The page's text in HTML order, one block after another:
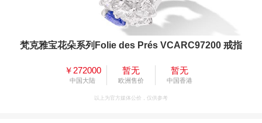
梵克雅宝花朵系列Folie des Prés VCARC97200 戒指
￥272000
中国大陆
暂无
欧洲售价
暂无
中国香港
以上为官方媒体公价，仅供参考